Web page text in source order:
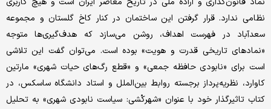
نظامی ندارد. قرار گرفتن این ساختمان در کنار کاخ گلستان و مجموعه
سعدآباد در فهرست اهداف، روشن می‌سازد که هدف‌گیری‌ها متوجه
«نمادهای تاریخی قدرت و هویت» بوده است. می‌توان گفت این تلاشی
است برای «نابودی حافظه جمعی» و «قطع رگ‌های حیات شهری» مارتین
کاوارد، نظریه‌پرداز برجسته روابط بین‌الملل و استاد دانشگاه ساسکس، در
کتاب تاثیرگذار خود با عنوان «شهرکُشی: سیاست نابودی شهری» به تحلیل